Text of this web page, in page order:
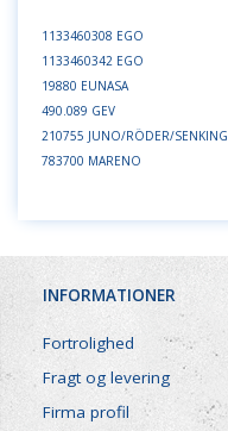
1133460308 EGO
1133460342 EGO
19880 EUNASA
490.089 GEV
210755 JUNO/RÖDER/SENKING
783700 MARENO
INFORMATIONER
Fortrolighed
Fragt og levering
Firma profil